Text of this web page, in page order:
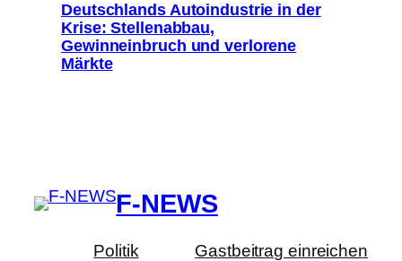
Deutschlands Autoindustrie in der
Krise: Stellenabbau,
Gewinneinbruch und verlorene
Märkte
F-NEWS
Politik
Gastbeitrag einreichen